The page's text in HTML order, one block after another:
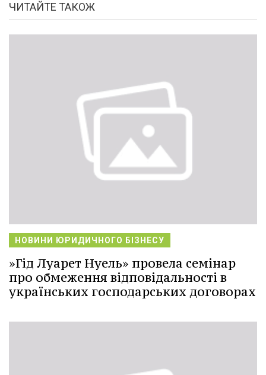
ЧИТАЙТЕ ТАКОЖ
НОВИНИ ЮРИДИЧНОГО БІЗНЕСУ
»Гід Луарет Нуель» провела семінар
про обмеження відповідальності в
українських господарських договорах